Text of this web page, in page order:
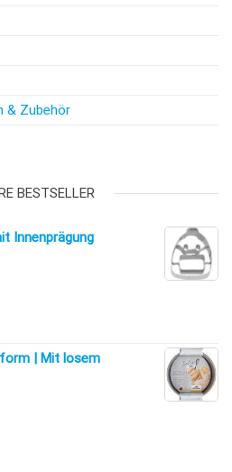
& Zubehör
BESTSELLER
Innenprägung
| Mit losem